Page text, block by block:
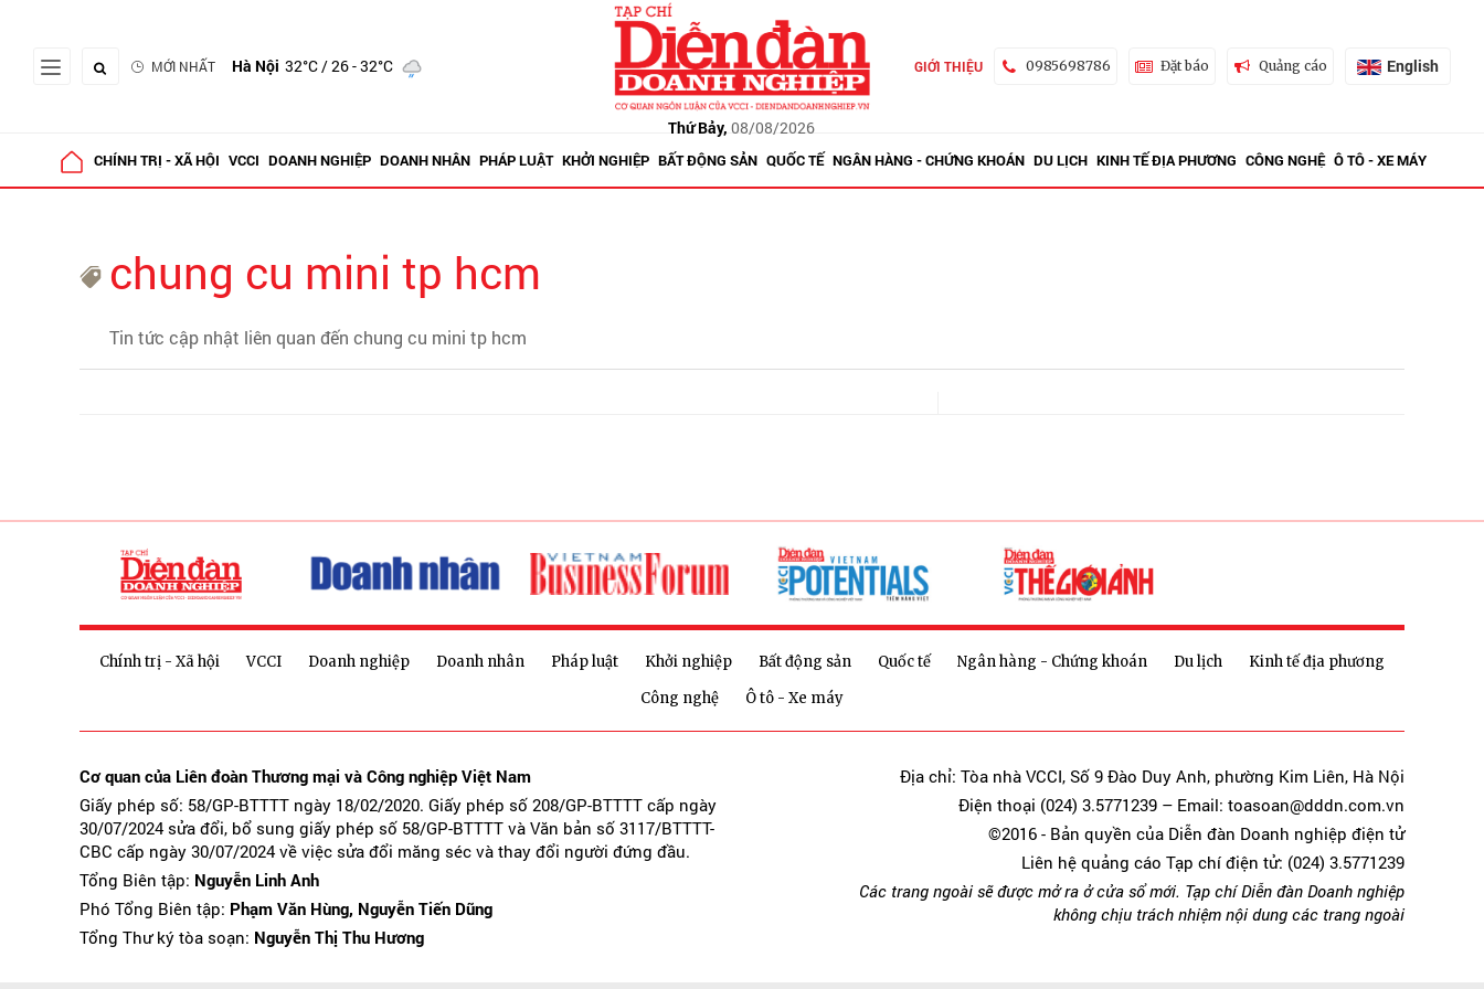
MỚI NHẤT Hà Nội 32°C/ 26 - 32°C
Thứ Bảy, 08/08/2026
GIỚI THIỆU 0985698786 Đặt báo Quảng cáo English
CHÍNH TRỊ - XÃ HỘI VCCI DOANH NGHIỆP DOANH NHÂN PHÁP LUẬT KHỞI NGHIỆP BẤT ĐỘNG SẢN QUỐC TẾ NGÂN HÀNG - CHỨNG KHOÁN DU LỊCH KINH TẾ ĐỊA PHƯƠNG CÔNG NGHỆ Ô TÔ - XE MÁY
chung cu mini tp hcm
Tin tức cập nhật liên quan đến chung cu mini tp hcm
Chính trị - Xã hội VCCI Doanh nghiệp Doanh nhân Pháp luật Khởi nghiệp Bất động sản Quốc tế Ngân hàng - Chứng khoán Du lịch
Kinh tế địa phương
Công nghệ
Ô tô - Xe máy
Cơ quan của Liên đoàn Thương mại và Công nghiệp Việt Nam
Giấy phép số: 58/GP-BTTTT ngày 18/02/2020. Giấy phép số 208/GP-BTTTT cấp ngày
30/07/2024 sửa đổi, bổ sung giấy phép số 58/GP-BTTTT và Văn bản số 3117/BTTTT-
CBC cấp ngày 30/07/2024 về việc sửa đổi măng séc và thay đổi người đứng đầu.
Tổng Biên tập: Nguyễn Linh Anh
Phó Tổng Biên tập: Phạm Văn Hùng, Nguyễn Tiến Dũng
Tổng Thư ký tòa soạn: Nguyễn Thị Thu Hương
Địa chỉ: Tòa nhà VCCI, Số 9 Đào Duy Anh, phường Kim Liên, Hà Nội
Điện thoại (024) 3.5771239 – Email: toasoan@dddn.com.vn
©2016 - Bản quyền của Diễn đàn Doanh nghiệp điện tử
Liên hệ quảng cáo Tạp chí điện tử: (024) 3.5771239
Các trang ngoài sẽ được mở ra ở cửa sổ mới. Tạp chí Diễn đàn Doanh nghiệp
không chịu trách nhiệm nội dung các trang ngoài